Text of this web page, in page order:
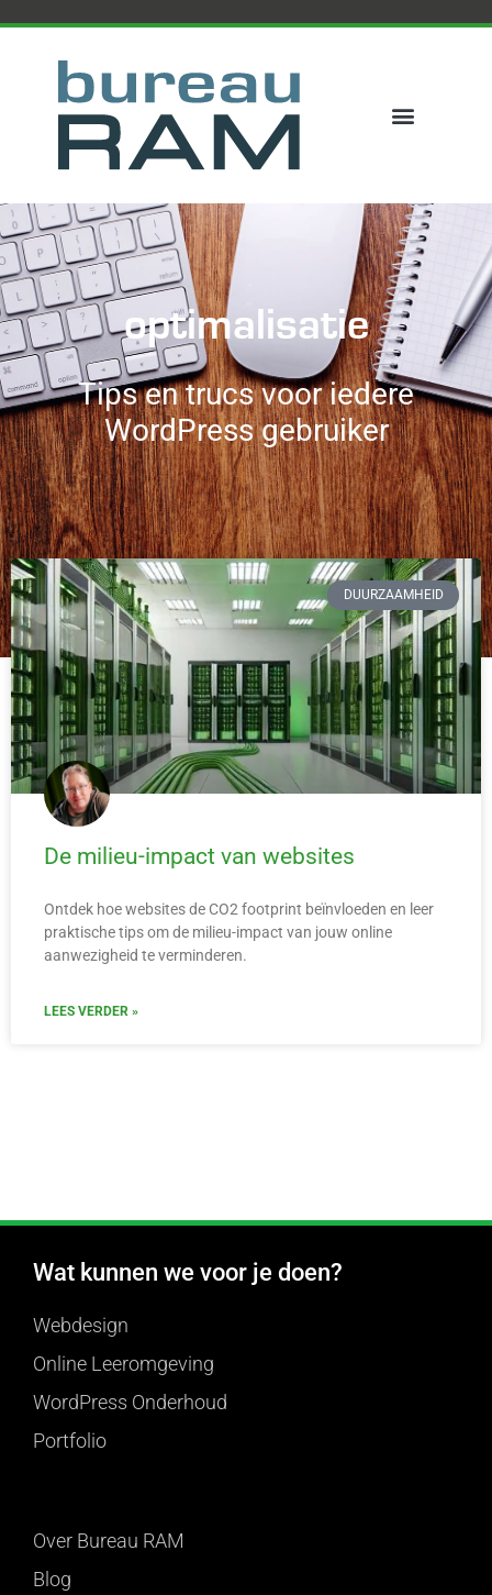
optimalisatie
Tips en trucs voor iedere
WordPress gebruiker
DUURZAAMHEID
De milieu-impact van websites
Ontdek hoe websites de CO2 footprint beïnvloeden en leer
praktische tips om de milieu-impact van jouw online
aanwezigheid te verminderen.
LEES VERDER »
Wat kunnen we voor je doen?
Webdesign
Online Leeromgeving
WordPress Onderhoud
Portfolio
Over Bureau RAM
Blog